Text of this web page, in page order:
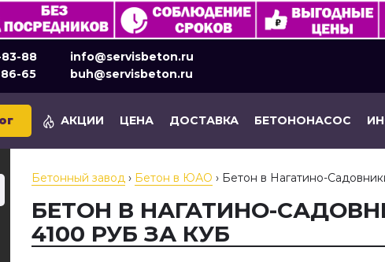
83-88
86-65
info@servisbeton.ru
buh@servisbeton.ru
АКЦИИ ЦЕНА ДОСТАВКА БЕТОНОНАСОС
Бетонный завод › Бетон в ЮАО › Бетон в Нагатино-
БЕТОН В НАГАТИНО-
4100 РУБ ЗА КУБ